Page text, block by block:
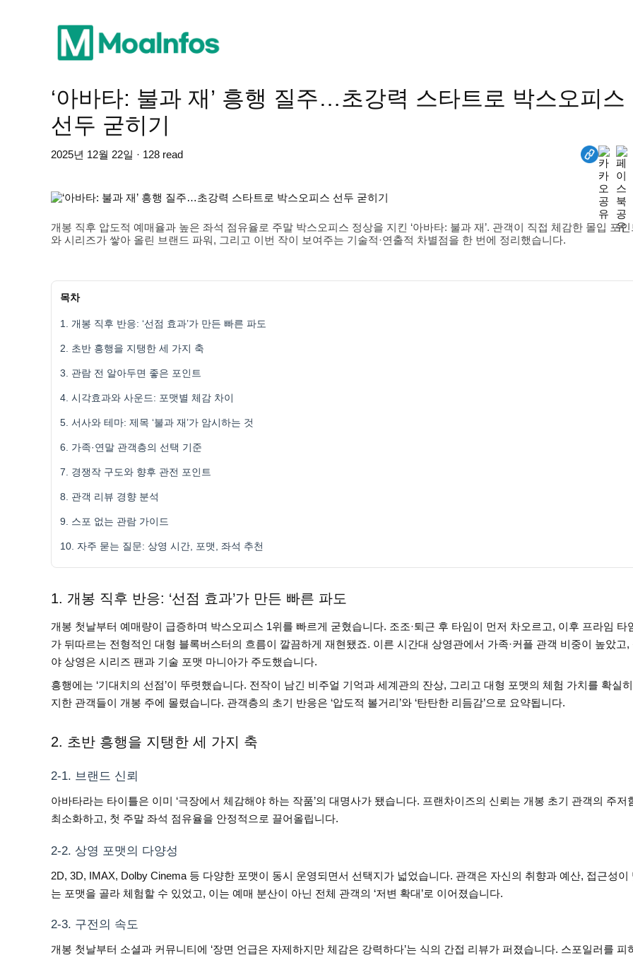
‘아바타: 불과 재’ 흥행 질주…초강력 스타트로 박스오피스
선두 굳히기
2025년 12월 22일 · 128 read
개봉 직후 압도적 예매율과 높은 좌석 점유율로 주말 박스오피스 정상을 지킨 ‘아바타: 불과 재’. 관객이 직접 체감한 몰입 포인
와 시리즈가 쌓아 올린 브랜드 파워, 그리고 이번 작이 보여주는 기술적·연출적 차별점을 한 번에 정리했습니다.
목차
1. 개봉 직후 반응: ‘선점 효과’가 만든 빠른 파도
2. 초반 흥행을 지탱한 세 가지 축
3. 관람 전 알아두면 좋은 포인트
4. 시각효과와 사운드: 포맷별 체감 차이
5. 서사와 테마: 제목 ‘불과 재’가 암시하는 것
6. 가족·연말 관객층의 선택 기준
7. 경쟁작 구도와 향후 관전 포인트
8. 관객 리뷰 경향 분석
9. 스포 없는 관람 가이드
10. 자주 묻는 질문: 상영 시간, 포맷, 좌석 추천
1. 개봉 직후 반응: ‘선점 효과’가 만든 빠른 파도
개봉 첫날부터 예매량이 급증하며 박스오피스 1위를 빠르게 굳혔습니다. 조조·퇴근 후 타임이 먼저 차오르고, 이후 프라임 타
가 뒤따르는 전형적인 대형 블록버스터의 흐름이 깔끔하게 재현됐죠. 이른 시간대 상영관에서 가족·커플 관객 비중이 높았고,
야 상영은 시리즈 팬과 기술 포맷 마니아가 주도했습니다.
흥행에는 ‘기대치의 선점’이 뚜렷했습니다. 전작이 남긴 비주얼 기억과 세계관의 잔상, 그리고 대형 포맷의 체험 가치를 확실
지한 관객들이 개봉 주에 몰렸습니다. 관객층의 초기 반응은 ‘압도적 볼거리’와 ‘탄탄한 리듬감’으로 요약됩니다.
2. 초반 흥행을 지탱한 세 가지 축
2-1. 브랜드 신뢰
아바타라는 타이틀은 이미 ‘극장에서 체감해야 하는 작품’의 대명사가 됐습니다. 프랜차이즈의 신뢰는 개봉 초기 관객의 주저
최소화하고, 첫 주말 좌석 점유율을 안정적으로 끌어올립니다.
2-2. 상영 포맷의 다양성
2D, 3D, IMAX, Dolby Cinema 등 다양한 포맷이 동시 운영되면서 선택지가 넓었습니다. 관객은 자신의 취향과 예산, 접근성이
는 포맷을 골라 체험할 수 있었고, 이는 예매 분산이 아닌 전체 관객의 ‘저변 확대’로 이어졌습니다.
2-3. 구전의 속도
개봉 첫날부터 소셜과 커뮤니티에 ‘장면 언급은 자제하지만 체감은 강력하다’는 식의 간접 리뷰가 퍼졌습니다. 스포일러를 피